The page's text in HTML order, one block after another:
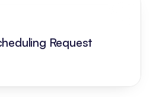
Request